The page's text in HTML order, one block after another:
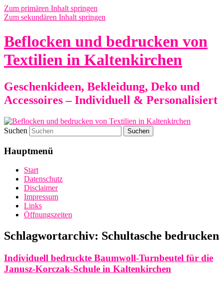
Zum primären Inhalt springen
Zum sekundären Inhalt springen
Beflocken und bedrucken von
Textilien in Kaltenkirchen
Geschenkideen, Bekleidung, Deko und
Accessoires – Individuell & Personalisiert
Suchen
Hauptmenü
Start
Datenschutz
Disclaimer
Impressum
Links
Öffnungszeiten
Schlagwortarchiv: Schultasche bedrucken
Individuell bedruckte Baumwoll-Turnbeutel für die
Janusz-Korczak-Schule in Kaltenkirchen